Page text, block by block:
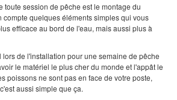
toute session de pêche est le montage du
compte quelques éléments simples qui vous
efficace au bord de l'eau, mais aussi plus à
lors de l'installation pour une semaine de pêche
le matériel le plus cher du monde et l'appât le
poissons ne sont pas en face de votre poste,
aussi simple que ça.